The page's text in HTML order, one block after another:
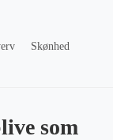
Skønhed
som